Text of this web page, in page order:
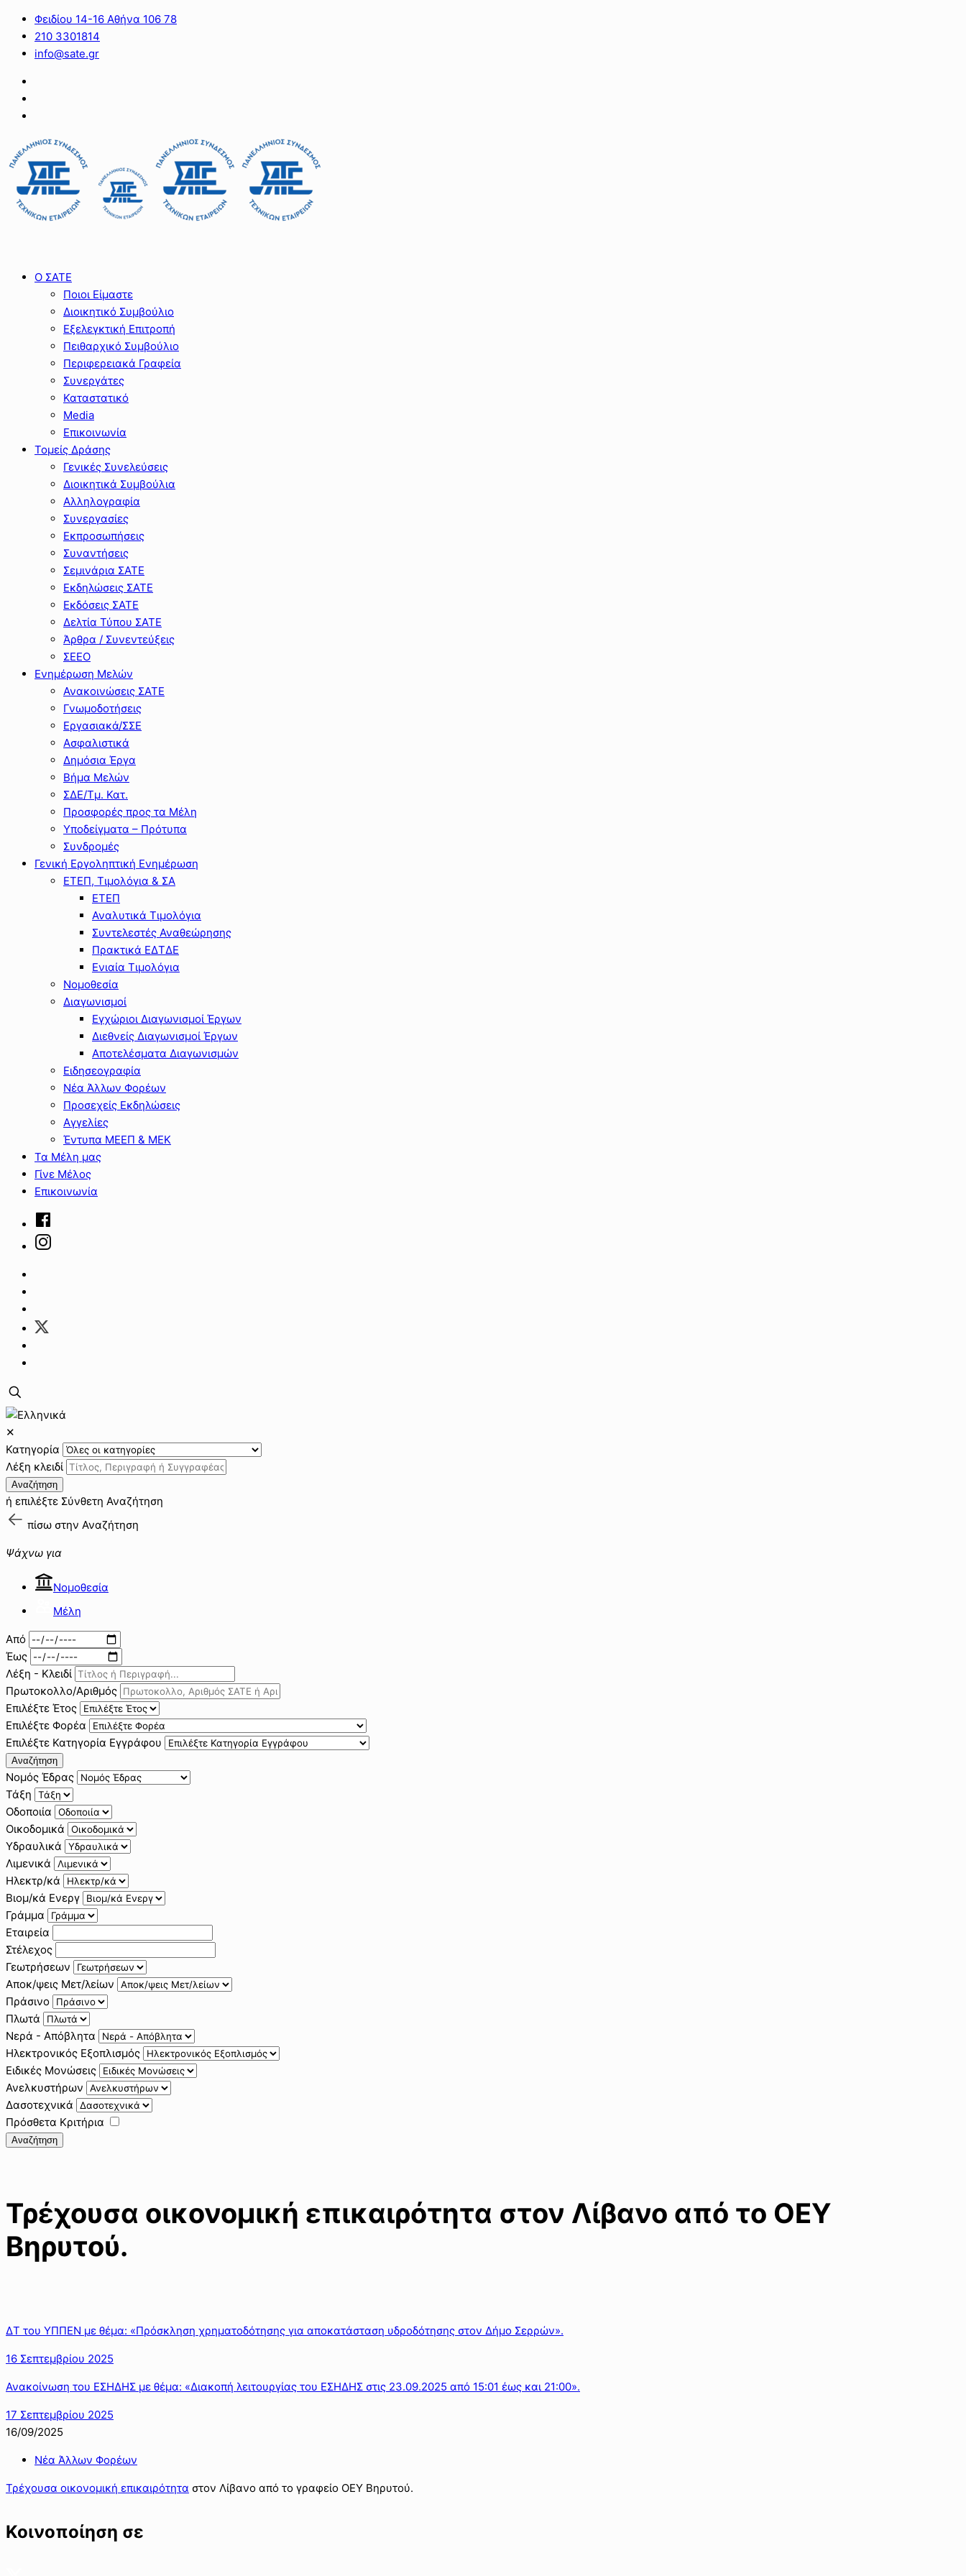
Φειδίου 14-16 Αθήνα 106 78
210 3301814
info@sate.gr
Ο ΣΑΤΕ
Ποιοι Είμαστε
Διοικητικό Συμβούλιο
Εξελεγκτική Επιτροπή
Πειθαρχικό Συμβούλιο
Περιφερειακά Γραφεία
Συνεργάτες
Καταστατικό
Media
Επικοινωνία
Τομείς Δράσης
Γενικές Συνελεύσεις
Διοικητικά Συμβούλια
Αλληλογραφία
Συνεργασίες
Εκπροσωπήσεις
Συναντήσεις
Σεμινάρια ΣΑΤΕ
Εκδηλώσεις ΣΑΤΕ
Εκδόσεις ΣΑΤΕ
Δελτία Τύπου ΣΑΤΕ
Άρθρα / Συνεντεύξεις
ΣΕΕΟ
Ενημέρωση Μελών
Ανακοινώσεις ΣΑΤΕ
Γνωμοδοτήσεις
Εργασιακά/ΣΣΕ
Ασφαλιστικά
Δημόσια Έργα
Βήμα Μελών
ΣΔΕ/Τμ. Κατ.
Προσφορές προς τα Μέλη
Υποδείγματα – Πρότυπα
Συνδρομές
Γενική Εργοληπτική Ενημέρωση
ΕΤΕΠ, Τιμολόγια & ΣΑ
ΕΤΕΠ
Αναλυτικά Τιμολόγια
Συντελεστές Αναθεώρησης
Πρακτικά ΕΔΤΔΕ
Ενιαία Τιμολόγια
Νομοθεσία
Διαγωνισμοί
Εγχώριοι Διαγωνισμοί Έργων
Διεθνείς Διαγωνισμοί Έργων
Αποτελέσματα Διαγωνισμών
Ειδησεογραφία
Νέα Άλλων Φορέων
Προσεχείς Εκδηλώσεις
Αγγελίες
Έντυπα ΜΕΕΠ & ΜΕΚ
Τα Μέλη μας
Γίνε Μέλος
Επικοινωνία
✕
Κατηγορία
Λέξη κλειδί
Αναζήτηση
ή επιλέξτε Σύνθετη Αναζήτηση
πίσω στην Αναζήτηση
Ψάχνω για
Νομοθεσία
Μέλη
Από
Έως
Λέξη - Κλειδί
Πρωτοκολλο/Αριθμός
Επιλέξτε Έτος
Επιλέξτε Φορέα
Επιλέξτε Κατηγορία Εγγράφου
Αναζήτηση
Νομός Έδρας
Τάξη
Οδοποιία
Οικοδομικά
Υδραυλικά
Λιμενικά
Ηλεκτρ/κά
Βιομ/κά Ενεργ
Γράμμα
Εταιρεία
Στέλεχος
Γεωτρήσεων
Αποκ/ψεις Μετ/λείων
Πράσινο
Πλωτά
Νερά - Απόβλητα
Ηλεκτρονικός Εξοπλισμός
Ειδικές Μονώσεις
Ανελκυστήρων
Δασοτεχνικά
Πρόσθετα Κριτήρια
Αναζήτηση
Τρέχουσα οικονομική επικαιρότητα στον Λίβανο από το ΟΕΥ
Βηρυτού.
ΔΤ του ΥΠΠΕΝ με θέμα: «Πρόσκληση χρηματοδότησης για αποκατάσταση υδροδότησης στον Δήμο Σερρών».
16 Σεπτεμβρίου 2025
Ανακοίνωση του ΕΣΗΔΗΣ με θέμα: «Διακοπή λειτουργίας του ΕΣΗΔΗΣ στις 23.09.2025 από 15:01 έως και 21:00».
17 Σεπτεμβρίου 2025
16/09/2025
Νέα Άλλων Φορέων
Τρέχουσα οικονομική επικαιρότητα στον Λίβανο από το γραφείο ΟΕΥ Βηρυτού.
Κοινοποίηση σε